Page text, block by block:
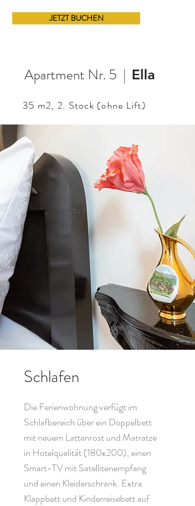
JETZT BUCHEN
Apartment Nr. 5 | Ella
35 m2, 2. Stock (ohne Lift)
Schlafen
Die Ferienwohnung verfügt im
Schlafbereich über ein Doppelbett
mit neuem Lattenrost und Matratze
in Hotelqualität (180x200), einen
Smart-TV mit Satellitenempfang
und einen Kleiderschrank. Extra
Klappbett und Kinderreisebett auf